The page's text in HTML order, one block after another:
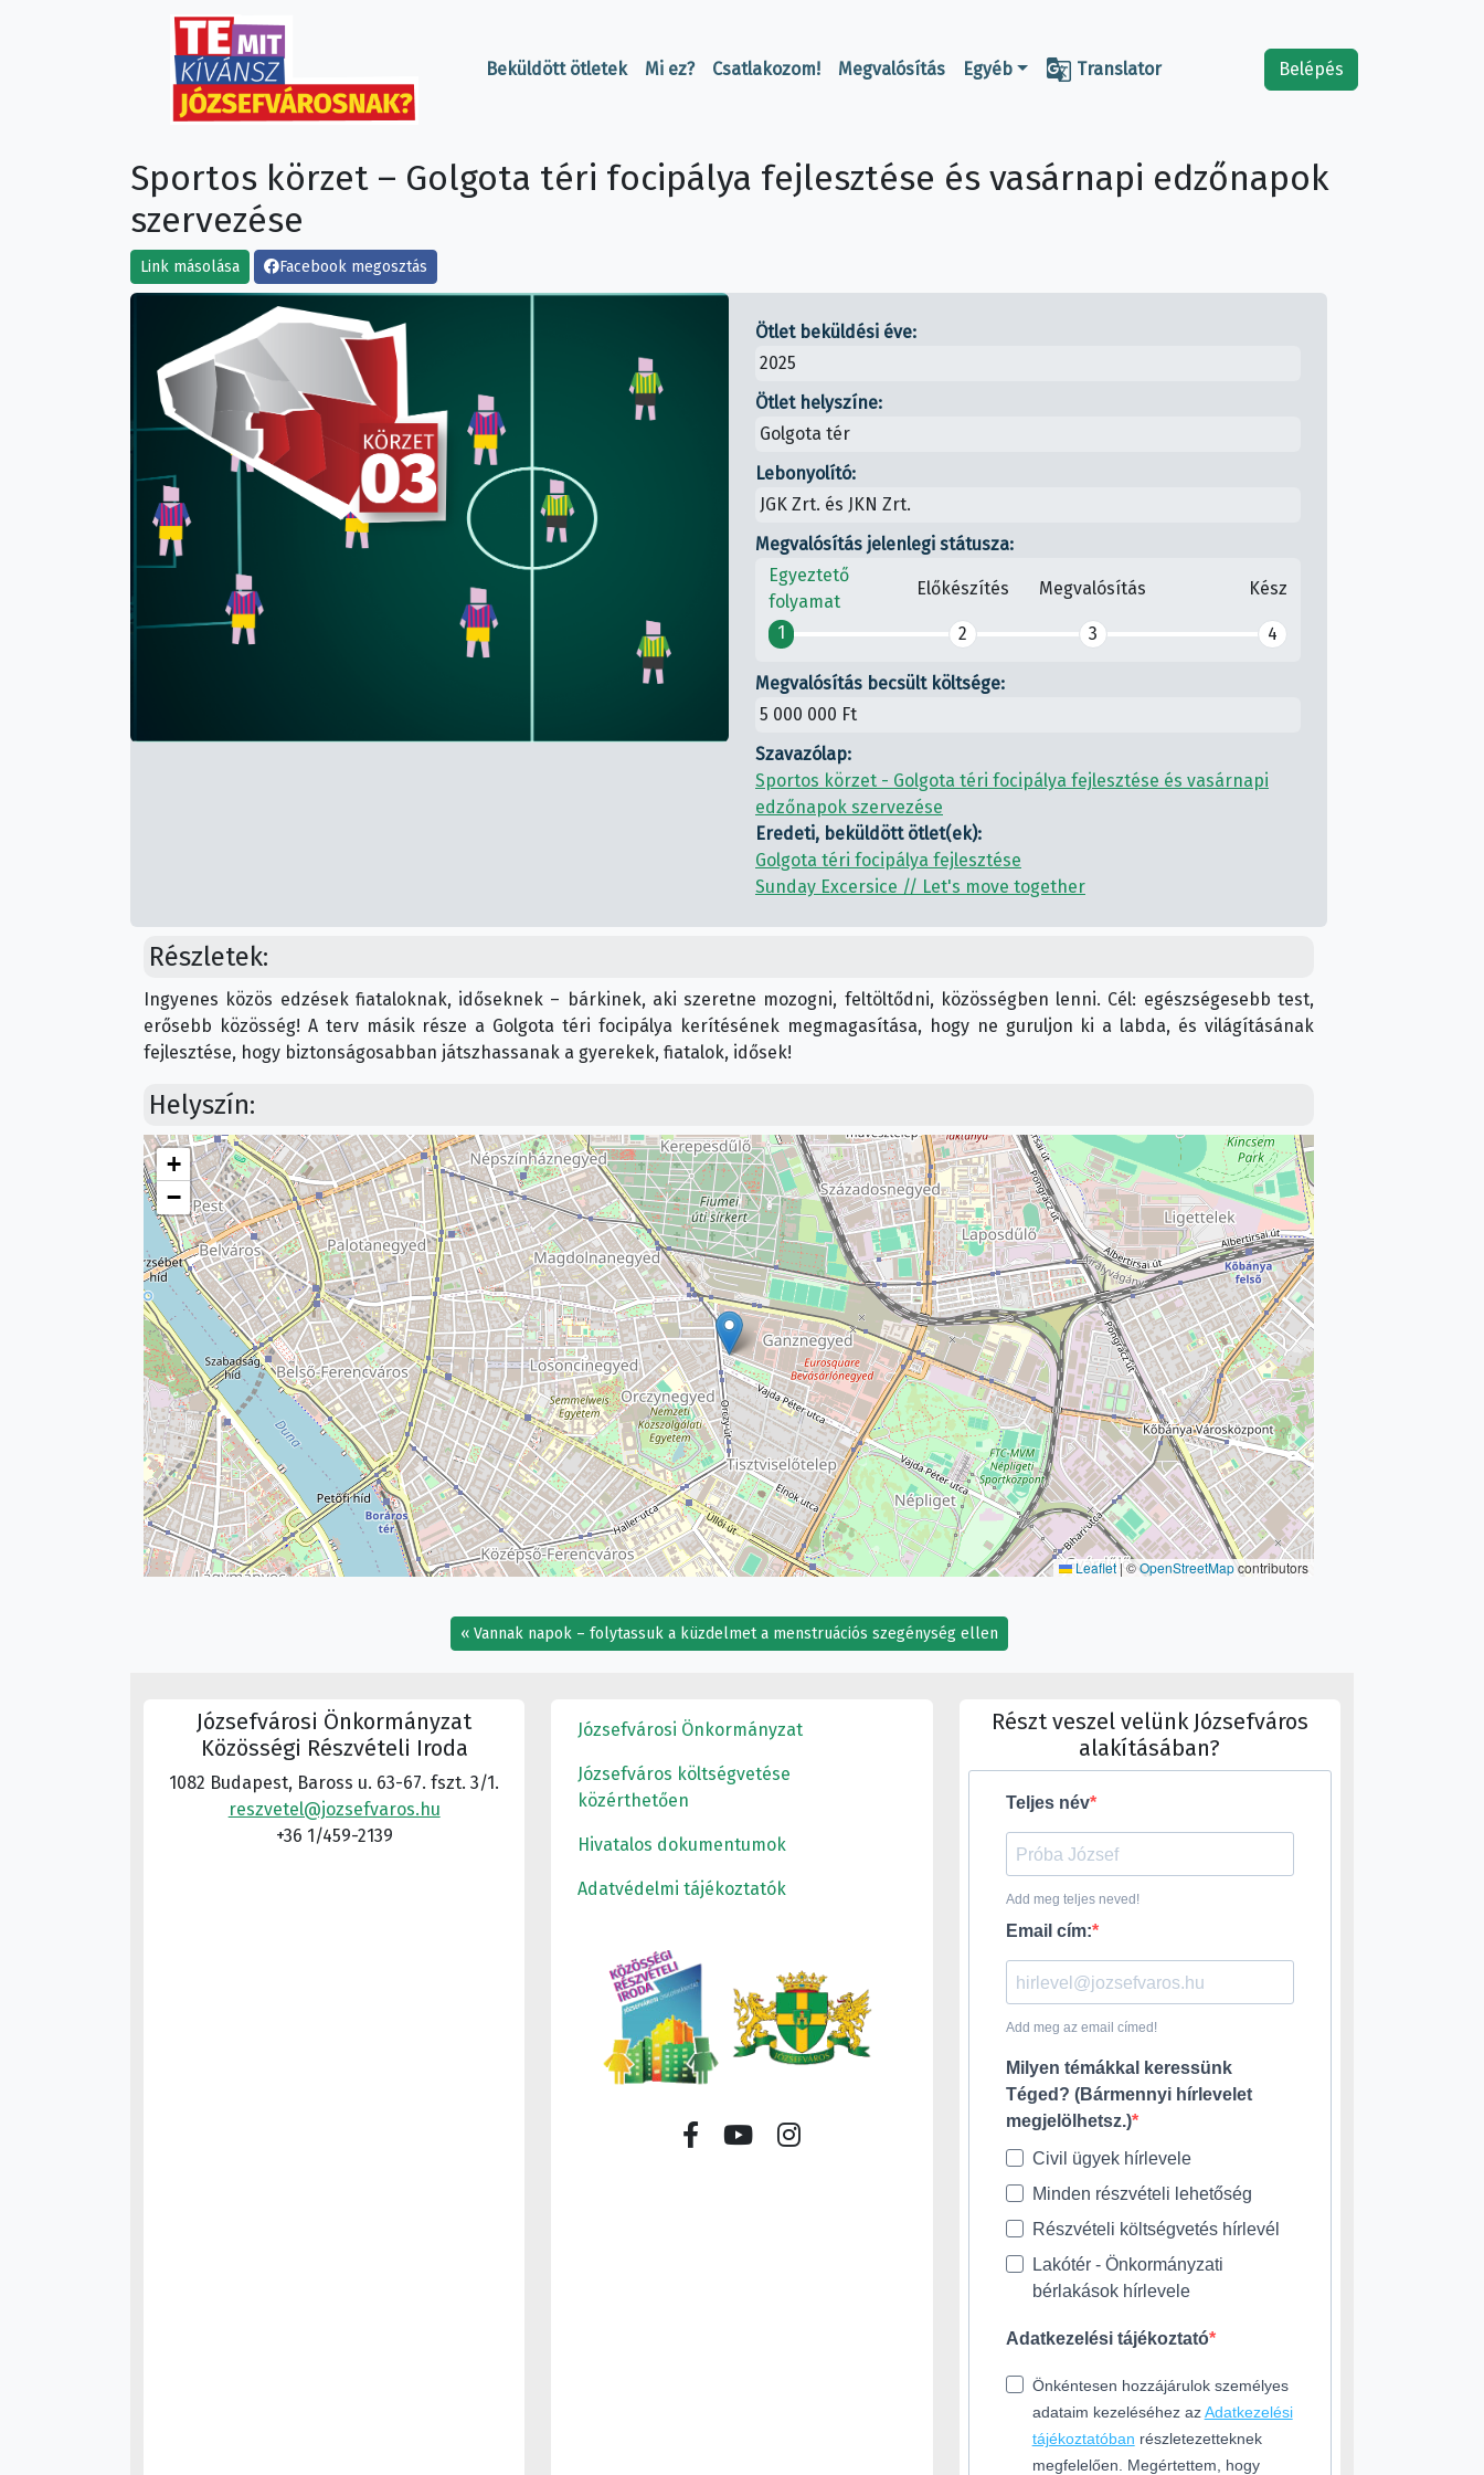
Beküldött ötletek Mi ez? Csatlakozom! Megvalósítás Egyéb  Translator Belépés
Sportos körzet – Golgota téri focipálya fejlesztése és vasárnapi edzőnapok
szervezése
Link másolása Facebook megosztás
Ötlet beküldési éve:
2025
Ötlet helyszíne:
Golgota tér
Lebonyolító:
JGK Zrt. és JKN Zrt.
Megvalósítás jelenlegi státusza:
Egyeztető
folyamat
Előkészítés Megvalósítás Kész
1 2 3 4
Megvalósítás becsült költsége:
5 000 000 Ft
Szavazólap:
Sportos körzet - Golgota téri focipálya fejlesztése és vasárnapi
edzőnapok szervezése
Eredeti, beküldött ötlet(ek):
Golgota téri focipálya fejlesztése
Sunday Excersice // Let's move together
Részletek:
Ingyenes közös edzések fiataloknak, időseknek – bárkinek, aki szeretne mozogni, feltöltődni, közösségben lenni. Cél: egészségesebb test,
erősebb közösség! A terv másik része a Golgota téri focipálya kerítésének megmagasítása, hogy ne guruljon ki a labda, és világításának
fejlesztése, hogy biztonságosabban játszhassanak a gyerekek, fiatalok, idősek!
Helyszín:
+
−
Leaflet |©OpenStreetMapcontributors
Vannak napok – folytassuk a küzdelmet a menstruációs szegénység ellen
Józsefvárosi Önkormányzat
Közösségi Részvételi Iroda
1082 Budapest, Baross u. 63-67. fszt. 3/1.
reszvetel@jozsefvaros.hu
+36 1/459-2139
Józsefvárosi Önkormányzat
Józsefváros költségvetése
közérthetően
Hivatalos dokumentumok
Adatvédelmi tájékoztatók
Részt veszel velünk Józsefváros
alakításában?
Teljes név
Add meg teljes neved!
Email cím:
Add meg az email címed!
Milyen témákkal keressünk
Téged? (Bármennyi hírlevelet
megjelölhetsz.)
Civil ügyek hírlevele
Minden részvételi lehetőség
Részvételi költségvetés hírlevél
Lakótér - Önkormányzati
bérlakások hírlevele
Adatkezelési tájékoztató
Önkéntesen hozzájárulok személyes
adataim kezeléséhez azAdatkezelési
tájékoztatóban részletezetteknek
megfelelően. Megértettem, hogy